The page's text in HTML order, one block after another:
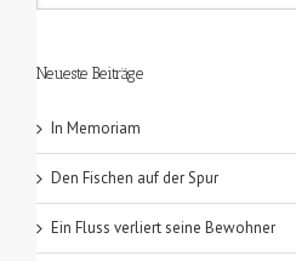
Neueste Beiträge
In Memoriam
Den Fischen auf der Spur
Ein Fluss verliert seine Bewohner